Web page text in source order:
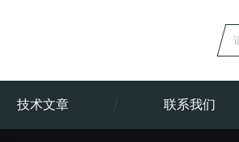
技术文章 联系我们